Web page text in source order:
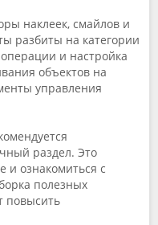
наклеек, смайлов и
разбиты на категории
и настройка
объектов на
управления
раздел. Это
и ознакомиться с
полезных
повысить